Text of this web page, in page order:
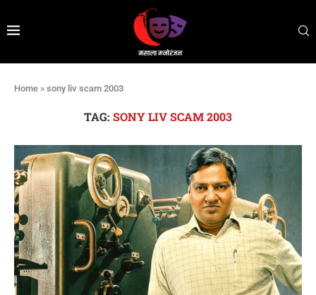
Home » sony liv scam 2003
TAG: SONY LIV SCAM 2003